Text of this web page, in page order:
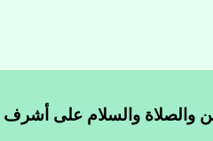
والصلاة والسلام على أشرف